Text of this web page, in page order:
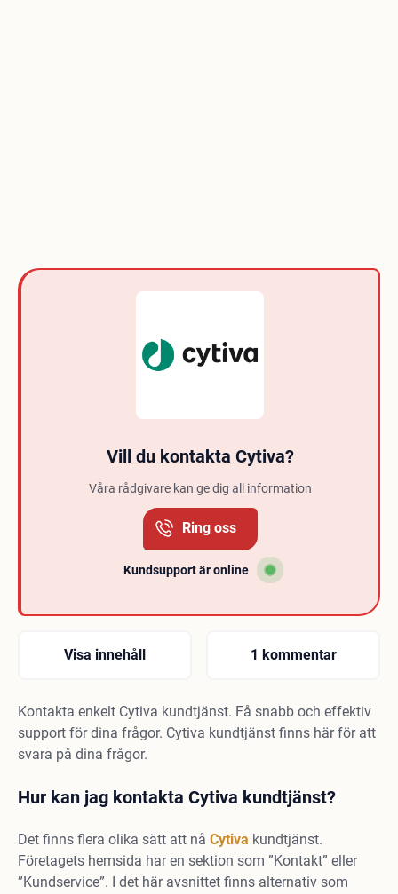
Vill du kontakta Cytiva?
Våra rådgivare kan ge dig all information
Ring oss
Kundsupport är online
Visa innehåll 1 kommentar
Kontakta enkelt Cytiva kundtjänst. Få snabb och effektiv
support för dina frågor. Cytiva kundtjänst finns här för att
svara på dina frågor.
Hur kan jag kontakta Cytiva kundtjänst?
Det finns flera olika sätt att nå Cytiva kundtjänst.
Företagets hemsida har en sektion som ”Kontakt” eller
”Kundservice”. I det här avsnittet finns alternativ som